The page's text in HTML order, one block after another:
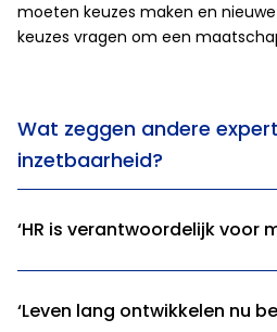
moeten keuzes maken en
keuzes vragen om een
Wat zeggen andere
inzetbaarheid?
‘HR is verantwoordelijk voor
‘Leven lang ontwikkelen nu